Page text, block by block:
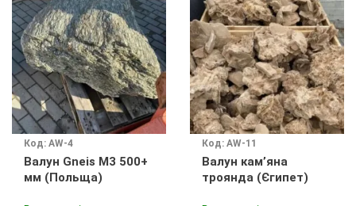
Код: AW-4
Валун Gneis М3 500+
мм (Польща)
Код: AW-11
Валун кам’яна
троянда (Єгипет)